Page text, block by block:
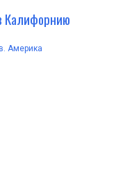
Калифорнию
Америка